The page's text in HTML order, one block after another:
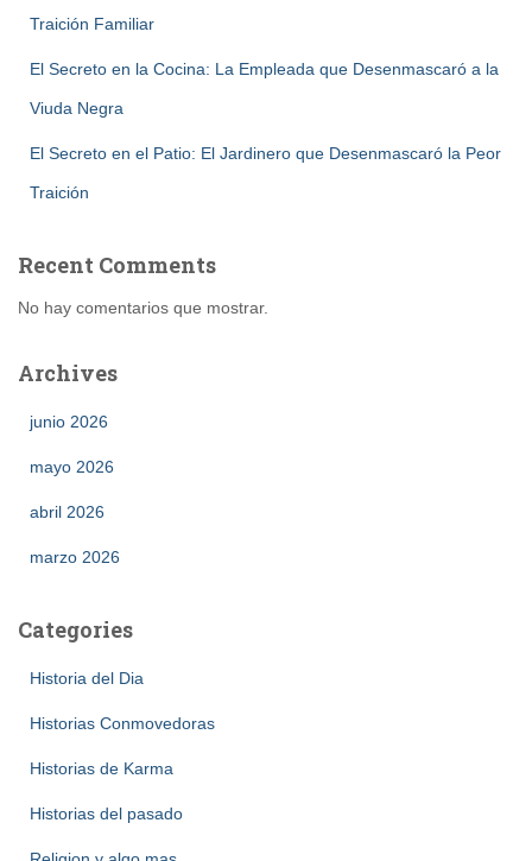
Traición Familiar
El Secreto en la Cocina: La Empleada que Desenmascaró a la
Viuda Negra
El Secreto en el Patio: El Jardinero que Desenmascaró la Peor
Traición
Recent Comments
No hay comentarios que mostrar.
Archives
junio 2026
mayo 2026
abril 2026
marzo 2026
Categories
Historia del Dia
Historias Conmovedoras
Historias de Karma
Historias del pasado